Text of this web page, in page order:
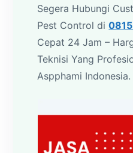
Segera Hubungi
Pest Control di
Cepat 24 Jam –
Teknisi Yang
Aspphami Indonesia.